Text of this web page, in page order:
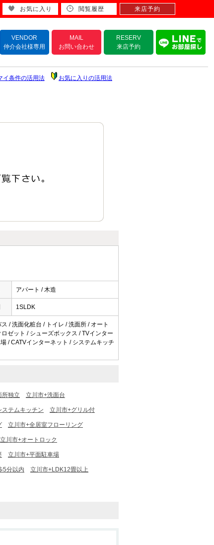
VENDOR
仲介会社様専用
MAIL
お問い合わせ
RESERV
来店予約
イ条件の活用法 お気に入りの活用法
アパート / 木造
1SLDK
/ 洗面化粧台 / トイレ / 洗面所 / オート
ゼット / シューズボックス / TVインター
/ CATVインターネット / システムキッチ
所独立 立川市+洗面台
ステムキッチン 立川市+グリル付
立川市+全居室フローリング
立川市+オートロック
立川市+平面駐車場
5分以内 立川市+LDK12畳以上
お気に入り 閲覧履歴 来店予約